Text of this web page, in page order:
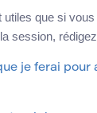
que si
session,
je ferai pour